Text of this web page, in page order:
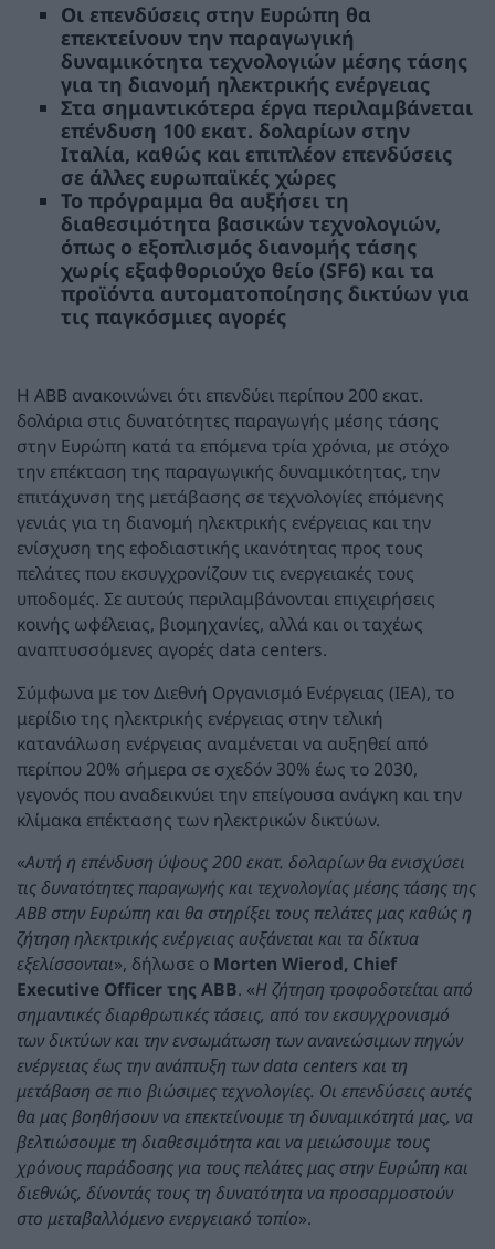
Οι επενδύσεις στην Ευρώπη θα
επεκτείνουν την παραγωγική
δυναμικότητα τεχνολογιών μέσης τάσης
για τη διανομή ηλεκτρικής ενέργειας
Στα σημαντικότερα έργα περιλαμβάνεται
επένδυση 100 εκατ. δολαρίων στην
Ιταλία, καθώς και επιπλέον επενδύσεις
σε άλλες ευρωπαϊκές χώρες
Το πρόγραμμα θα αυξήσει τη
διαθεσιμότητα βασικών τεχνολογιών,
όπως ο εξοπλισμός διανομής τάσης
χωρίς εξαφθοριούχο θείο (SF6) και τα
προϊόντα αυτοματοποίησης δικτύων για
τις παγκόσμιες αγορές
Η ABB ανακοινώνει ότι επενδύει περίπου 200 εκατ.
δολάρια στις δυνατότητες παραγωγής μέσης τάσης
στην Ευρώπη κατά τα επόμενα τρία χρόνια, με στόχο
την επέκταση της παραγωγικής δυναμικότητας, την
επιτάχυνση της μετάβασης σε τεχνολογίες επόμενης
γενιάς για τη διανομή ηλεκτρικής ενέργειας και την
ενίσχυση της εφοδιαστικής ικανότητας προς τους
πελάτες που εκσυγχρονίζουν τις ενεργειακές τους
υποδομές. Σε αυτούς περιλαμβάνονται επιχειρήσεις
κοινής ωφέλειας, βιομηχανίες, αλλά και οι ταχέως
αναπτυσσόμενες αγορές data centers.
Σύμφωνα με τον Διεθνή Οργανισμό Ενέργειας (IEA), το
μερίδιο της ηλεκτρικής ενέργειας στην τελική
κατανάλωση ενέργειας αναμένεται να αυξηθεί από
περίπου 20% σήμερα σε σχεδόν 30% έως το 2030,
γεγονός που αναδεικνύει την επείγουσα ανάγκη και την
κλίμακα επέκτασης των ηλεκτρικών δικτύων.
«Αυτή η επένδυση ύψους 200 εκατ. δολαρίων θα ενισχύσει
τις δυνατότητες παραγωγής και τεχνολογίας μέσης τάσης της
ABB στην Ευρώπη και θα στηρίξει τους πελάτες μας καθώς η
ζήτηση ηλεκτρικής ενέργειας αυξάνεται και τα δίκτυα
εξελίσσονται», δήλωσε ο Morten Wierod, Chief
Executive Officerτης ABB. «Η ζήτηση τροφοδοτείται από
σημαντικές διαρθρωτικές τάσεις, από τον εκσυγχρονισμό
των δικτύων και την ενσωμάτωση των ανανεώσιμων πηγών
ενέργειας έως την ανάπτυξη των data centers και τη
μετάβαση σε πιο βιώσιμες τεχνολογίες. Οι επενδύσεις αυτές
θα μας βοηθήσουν να επεκτείνουμε τη δυναμικότητά μας, να
βελτιώσουμε τη διαθεσιμότητα και να μειώσουμε τους
χρόνους παράδοσης για τους πελάτες μας στην Ευρώπη και
διεθνώς, δίνοντάς τους τη δυνατότητα να προσαρμοστούν
στο μεταβαλλόμενο ενεργειακό τοπίο».